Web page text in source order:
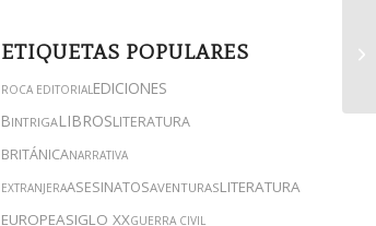
ETIQUETAS POPULARES
ROCA EDITORIALEDICIONES
BINTRIGALIBROSLITERATURA
BRITÁNICANARRATIVA
EXTRANJERAASESINATOSAVENTURASLITERATURA
EUROPEASIGLO XXGUERRA CIVIL